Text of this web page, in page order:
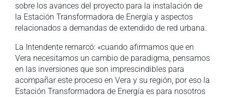
sobre los avances del proyecto para la instalación de
la Estación Transformadora de Energía y aspectos
relacionados a demandas de extendido de red urbana.
La Intendente remarcó: «cuando afirmamos que en
Vera necesitamos un cambio de paradigma, pensamos
en las inversiones que son imprescindibles para
acompañar este proceso en Vera y su región, por eso la
Estación Transformadora de Energía es para nosotros